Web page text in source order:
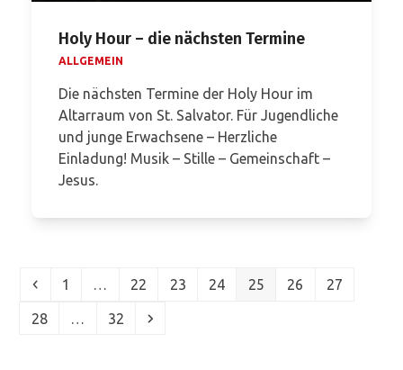
Holy Hour – die nächsten Termine
ALLGEMEIN
Die nächsten Termine der Holy Hour im
Altarraum von St. Salvator. Für Jugendliche
und junge Erwachsene – Herzliche
Einladung! Musik – Stille – Gemeinschaft –
Jesus.
Vorheriger
Seite
1 … Seite
22 Seite
23 Seite
24 Seite
25 Seite
26 Seite
27
Seite
28 … Seite
32 Vorwärts